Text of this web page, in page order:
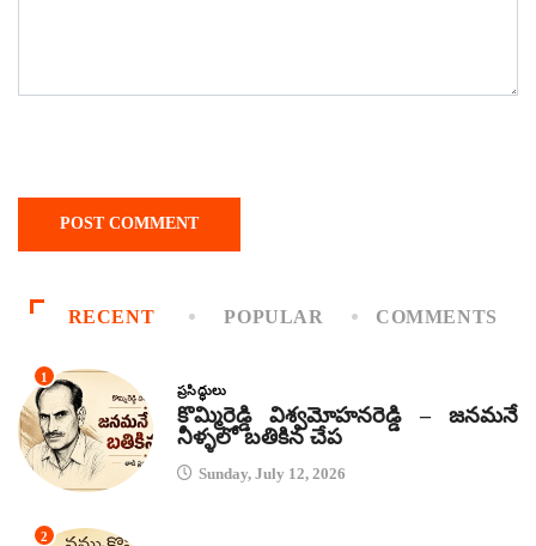
RECENT POPULAR COMMENTS
1
ప్రసిద్ధులు
కొమ్మిరెడ్డి విశ్వమోహనరెడ్డి – జనమనే
నీళ్ళలో బతికిన చేప
Sunday, July 12, 2026
2